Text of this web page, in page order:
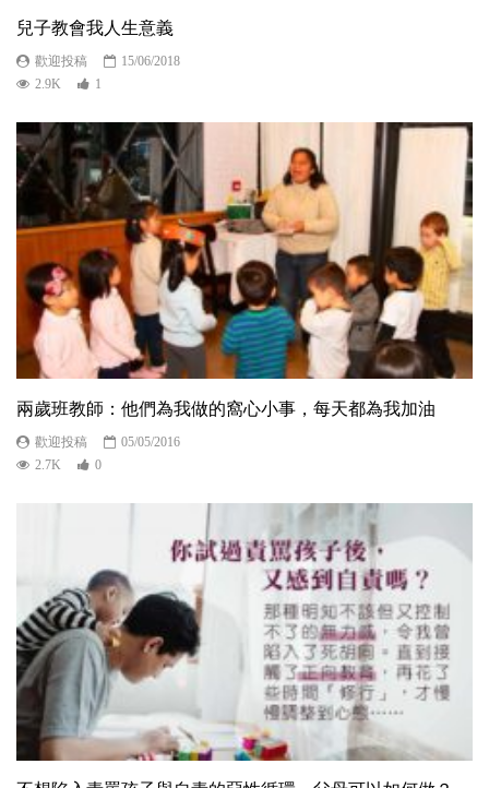
兒子教會我人生意義
歡迎投稿
15/06/2018
2.9K
1
兩歲班教師：他們為我做的窩心小事，每天都為我加油
歡迎投稿
05/05/2016
2.7K
0